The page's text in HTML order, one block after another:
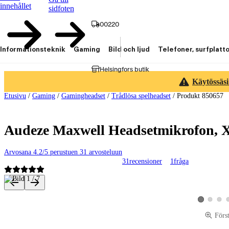
innehållet
sidfoten
00220
Helsingfors butik
Informationsteknik Gaming Bild och ljud Telefoner,
Etusivu / Gaming / Gamingheadset / Trådlösa spelheadset / Produkt 850657
Audeze Maxwell Headsetmikrofon,
Arvosana 4.2/5 perustuen 31 arvosteluun
31recensioner 1fråga
Produktbilder och videor
VisaVisa Visa